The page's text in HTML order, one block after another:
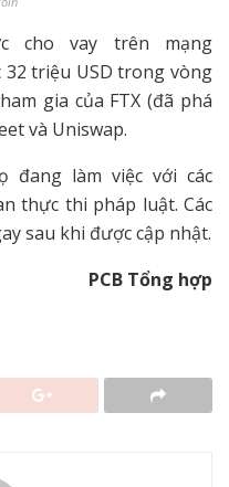
cho vay trên mạng
triệu USD trong vòng
gia của FTX (đã phá
và Uniswap.
đang làm việc với các
thực thi pháp luật. Các
sau khi được cập nhật.
PCB Tổng hợp